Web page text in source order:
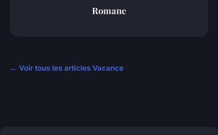
Romane
← Voir tous les articles Vacance